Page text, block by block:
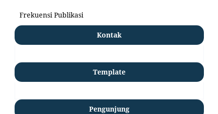
Frekuensi Publikasi
Kontak
Template
Pengunjung